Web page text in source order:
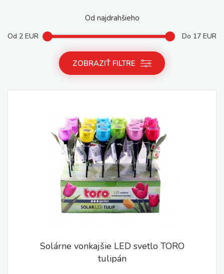
Od najdrahšieho
Od 2 EUR Do 17 EUR
ZOBRAZIŤ FILTRE
Solárne vonkajšie LED svetlo TORO
tulipán